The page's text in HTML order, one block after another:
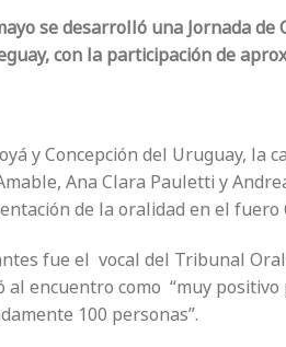
se desarrolló una Jornada
con la participación de
y Concepción del Uruguay, la
Ana Clara Pauletti y
de la oralidad en el
fue el vocal del Tribunal
encuentro como “muy
100 personas”.